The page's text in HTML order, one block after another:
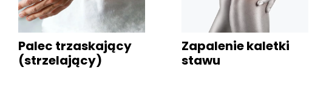
Palec trzaskający
(strzelający)
Zapaleniekaletki
stawu